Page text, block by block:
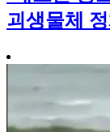
괴생물체 정